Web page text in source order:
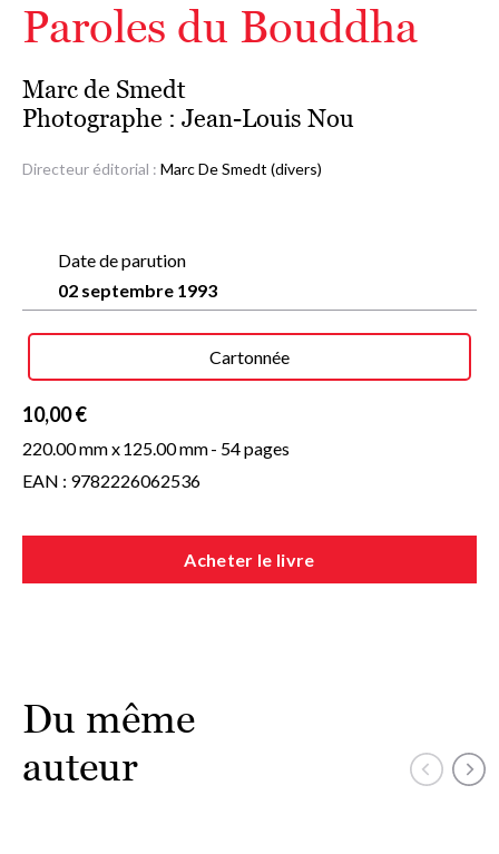
Paroles du Bouddha
Marc de Smedt
Photographe : Jean-Louis Nou
Directeur éditorial : Marc De Smedt (divers)
Date de parution
02 septembre 1993
Cartonnée
10,00 €
220.00 mm x125.00 mm- 54 pages
EAN : 9782226062536
Acheter le livre
Du même
auteur